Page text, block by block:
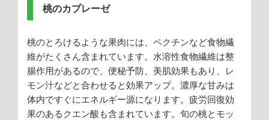
桃のカプレーゼ
桃のとろけるような果肉には、ペクチンなど食物繊
維がたくさん含まれています。水溶性食物繊維は整
腸作用があるので、便秘予防、美肌効果もあり、レ
モン汁などと合わせると効果アップ。濃厚な甘みは
体内ですぐにエネルギー源になります。疲労回復効
果のあるクエン酸も含まれています。旬の桃とモッ